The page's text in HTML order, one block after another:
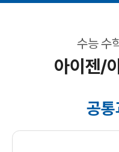
수능 수
아이젠/
공